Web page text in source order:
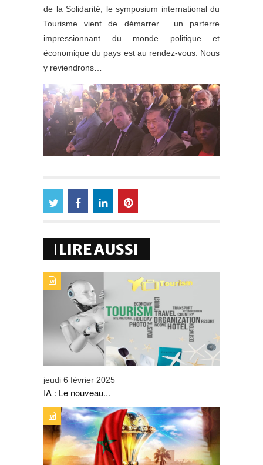
de la Solidarité, le symposium international du
Tourisme vient de démarrer… un parterre
impressionnant du monde politique et
économique du pays est au rendez-vous. Nous
y reviendrons…
LIRE AUSSI
TYPE DE PUBLICATION : ALERTES_INFOSTITRE : IA : LE
NOUVEAU COMPAGNON DU SECTEUR DU TOURISME
jeudi 6 février 2025
IA : Le nouveau...
TYPE DE PUBLICATION : ALERTES_INFOSTITRE : LA
CAN 2025 METTRA SUR ORBITE LA DESTINATION
TOURISTIQUE MAROC